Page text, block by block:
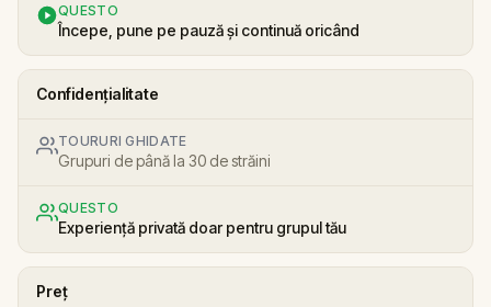
QUESTO
Începe, pune pe pauză și continuă oricând
Confidențialitate
TOURURI GHIDATE
Grupuri de până la 30 de străini
QUESTO
Experiență privată doar pentru grupul tău
Preț